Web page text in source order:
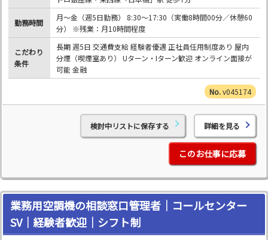
勤務時間
月～金（週5日勤務） 8:30～17:30（実働8時間00分／休憩60
分） ※残業：月10時間程度
こだわり
条件
長期 週5日 交通費支給 経験者優遇 正社員任用制度あり 屋内
分煙（喫煙室あり） Uターン・Iターン歓迎 オンライン面接が
可能 金融
v045174
検討中リストに保存する 詳細を見る
このお仕事に応募
業務用空調機の相談窓口管理者｜コールセンター
SV｜経験者歓迎｜シフト制